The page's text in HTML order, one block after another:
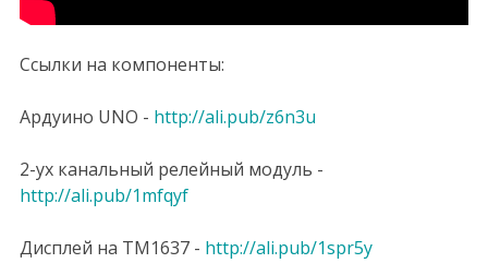
Ссылки на компоненты:
Ардуино UNO - http://ali.pub/z6n3u
2-ух канальный релейный модуль -
http://ali.pub/1mfqyf
Дисплей на TM1637 - http://ali.pub/1spr5y